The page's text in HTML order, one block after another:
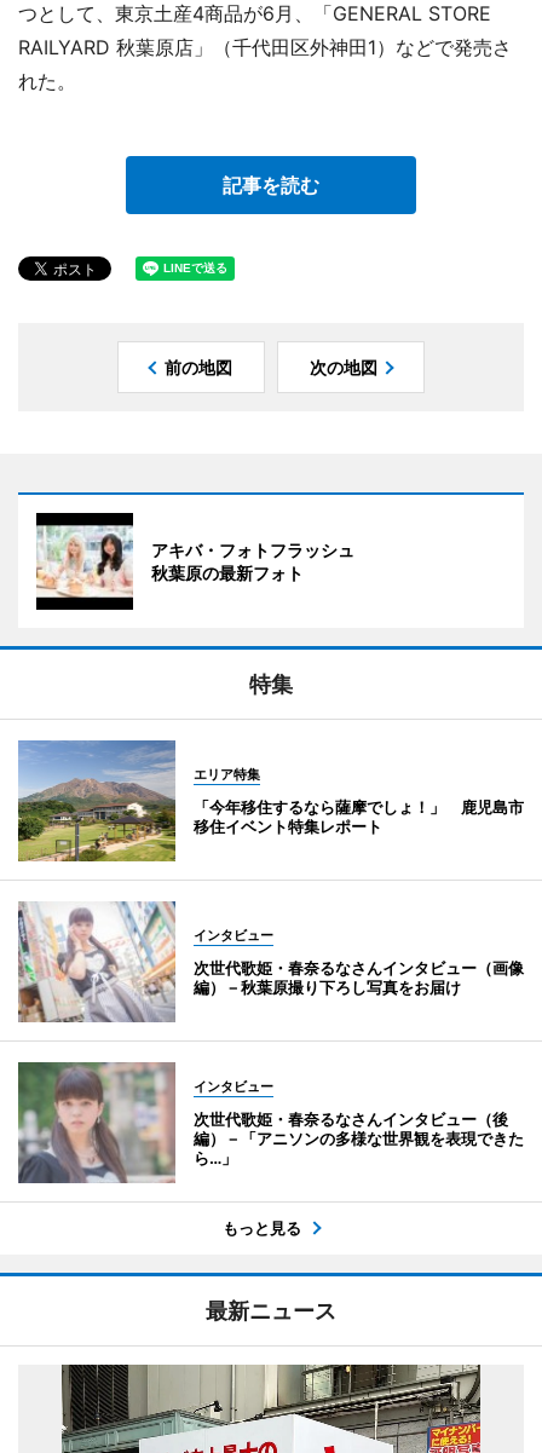
つとして、東京土産4商品が6月、「GENERAL STORE
RAILYARD 秋葉原店」（千代田区外神田1）などで発売さ
れた。
記事を読む
前の地図 次の地図
アキバ・フォトフラッシュ
秋葉原の最新フォト
特集
エリア特集
「今年移住するなら薩摩でしょ！」 鹿児島市
移住イベント特集レポート
インタビュー
次世代歌姫・春奈るなさんインタビュー（画像
編）－秋葉原撮り下ろし写真をお届け
インタビュー
次世代歌姫・春奈るなさんインタビュー（後
編）－「アニソンの多様な世界観を表現できた
ら…」
もっと見る
最新ニュース